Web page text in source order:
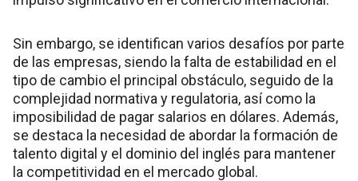
Sin embargo, se identifican varios desafíos por parte
de las empresas, siendo la falta de estabilidad en el
tipo de cambio el principal obstáculo, seguido de la
complejidad normativa y regulatoria, así como la
imposibilidad de pagar salarios en dólares. Además,
se destaca la necesidad de abordar la formación de
talento digital y el dominio del inglés para mantener
la competitividad en el mercado global.